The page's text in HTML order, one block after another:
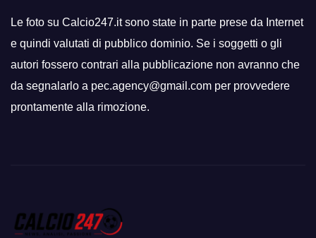
Le foto su Calcio247.it sono state in parte prese da Internet
e quindi valutati di pubblico dominio. Se i soggetti o gli
autori fossero contrari alla pubblicazione non avranno che
da segnalarlo a pec.agency@gmail.com per provvedere
prontamente alla rimozione.